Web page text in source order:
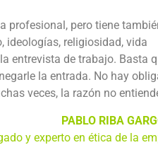
profesional, pero tiene
ideologías, religiosidad, vida
entrevista de trabajo. Basta
la entrada. No hay
veces, la razón no
PABLO RIBA
y experto en ética de la